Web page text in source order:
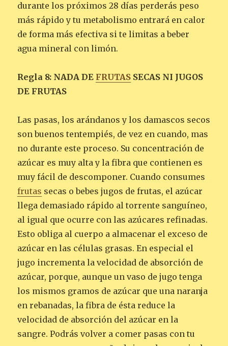
durante los próximos 28 días perderás peso
más rápido y tu metabolismo entrará en calor
de forma más efectiva si te limitas a beber
agua mineral con limón.
Regla 8: NADA DE FRUTAS SECAS NI JUGOS
DE FRUTAS
Las pasas, los arándanos y los damascos secos
son buenos tentempiés, de vez en cuando, mas
no durante este proceso. Su concentración de
azúcar es muy alta y la fibra que contienen es
muy fácil de descomponer. Cuando consumes
frutas secas o bebes jugos de frutas, el azúcar
llega demasiado rápido al torrente sanguíneo,
al igual que ocurre con las azúcares refinadas.
Esto obliga al cuerpo a almacenar el exceso de
azúcar en las células grasas. En especial el
jugo incrementa la velocidad de absorción de
azúcar, porque, aunque un vaso de jugo tenga
los mismos gramos de azúcar que una naranja
en rebanadas, la fibra de ésta reduce la
velocidad de absorción del azúcar en la
sangre. Podrás volver a comer pasas con tu